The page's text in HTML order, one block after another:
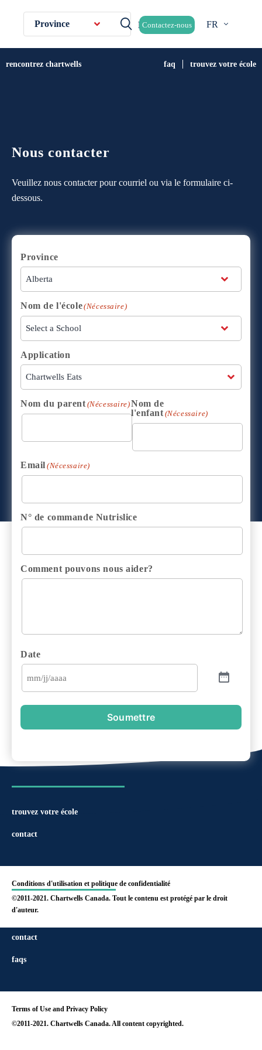
Province Contactez-nous FR
rencontrez chartwells faq trouvez votre école
Nous contacter
Veuillez nous contacter pour courriel ou via le formulaire ci-
dessous.
Province
Nom de l'école(Nécessaire)
Application
Nom du parent (Nécessaire)Nom de
l'enfant (Nécessaire)
Email (Nécessaire)
N° de commande Nutrislice
Comment pouvons nous aider?
Date
Soumettre
find your school
contact
faqs
Terms of Use and Privacy Policy
©2011-2021. Chartwells Canada. All content copyrighted.
trouvez votre école
contact
Conditions d'utilisation et politique de confidentialité
©2011-2021. Chartwells Canada. Tout le contenu est protégé par le droit
d'auteur.